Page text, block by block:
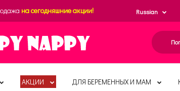
на сегодняшние акции! Russian
АКЦИИ ДЛЯ БЕРЕМЕННЫХ И МАМ